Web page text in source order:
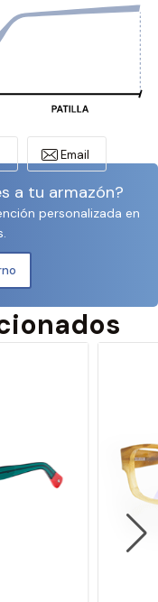
Email
a tu armazón?
personalizada en